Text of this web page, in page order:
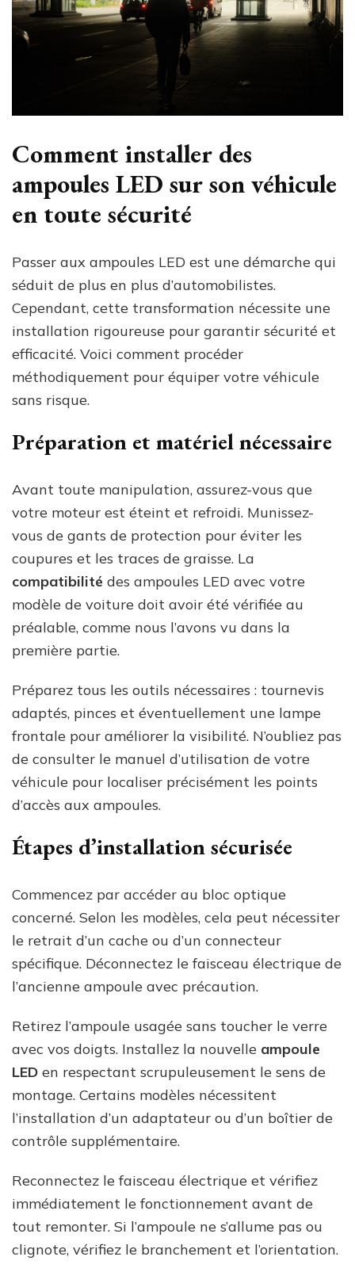
Comment installer des
ampoules LED sur son véhicule
en toute sécurité
Passer aux ampoules LED est une démarche qui
séduit de plus en plus d’automobilistes.
Cependant, cette transformation nécessite une
installation rigoureuse pour garantir sécurité et
efficacité. Voici comment procéder
méthodiquement pour équiper votre véhicule
sans risque.
Préparation et matériel nécessaire
Avant toute manipulation, assurez-vous que
votre moteur est éteint et refroidi. Munissez-
vous de gants de protection pour éviter les
coupures et les traces de graisse. La
compatibilité des ampoules LED avec votre
modèle de voiture doit avoir été vérifiée au
préalable, comme nous l’avons vu dans la
première partie.
Préparez tous les outils nécessaires : tournevis
adaptés, pinces et éventuellement une lampe
frontale pour améliorer la visibilité. N’oubliez pas
de consulter le manuel d’utilisation de votre
véhicule pour localiser précisément les points
d’accès aux ampoules.
Étapes d’installation sécurisée
Commencez par accéder au bloc optique
concerné. Selon les modèles, cela peut nécessiter
le retrait d’un cache ou d’un connecteur
spécifique. Déconnectez le faisceau électrique de
l’ancienne ampoule avec précaution.
Retirez l’ampoule usagée sans toucher le verre
avec vos doigts. Installez la nouvelle ampoule
LED en respectant scrupuleusement le sens de
montage. Certains modèles nécessitent
l’installation d’un adaptateur ou d’un boîtier de
contrôle supplémentaire.
Reconnectez le faisceau électrique et vérifiez
immédiatement le fonctionnement avant de
tout remonter. Si l’ampoule ne s’allume pas ou
clignote, vérifiez le branchement et l’orientation.